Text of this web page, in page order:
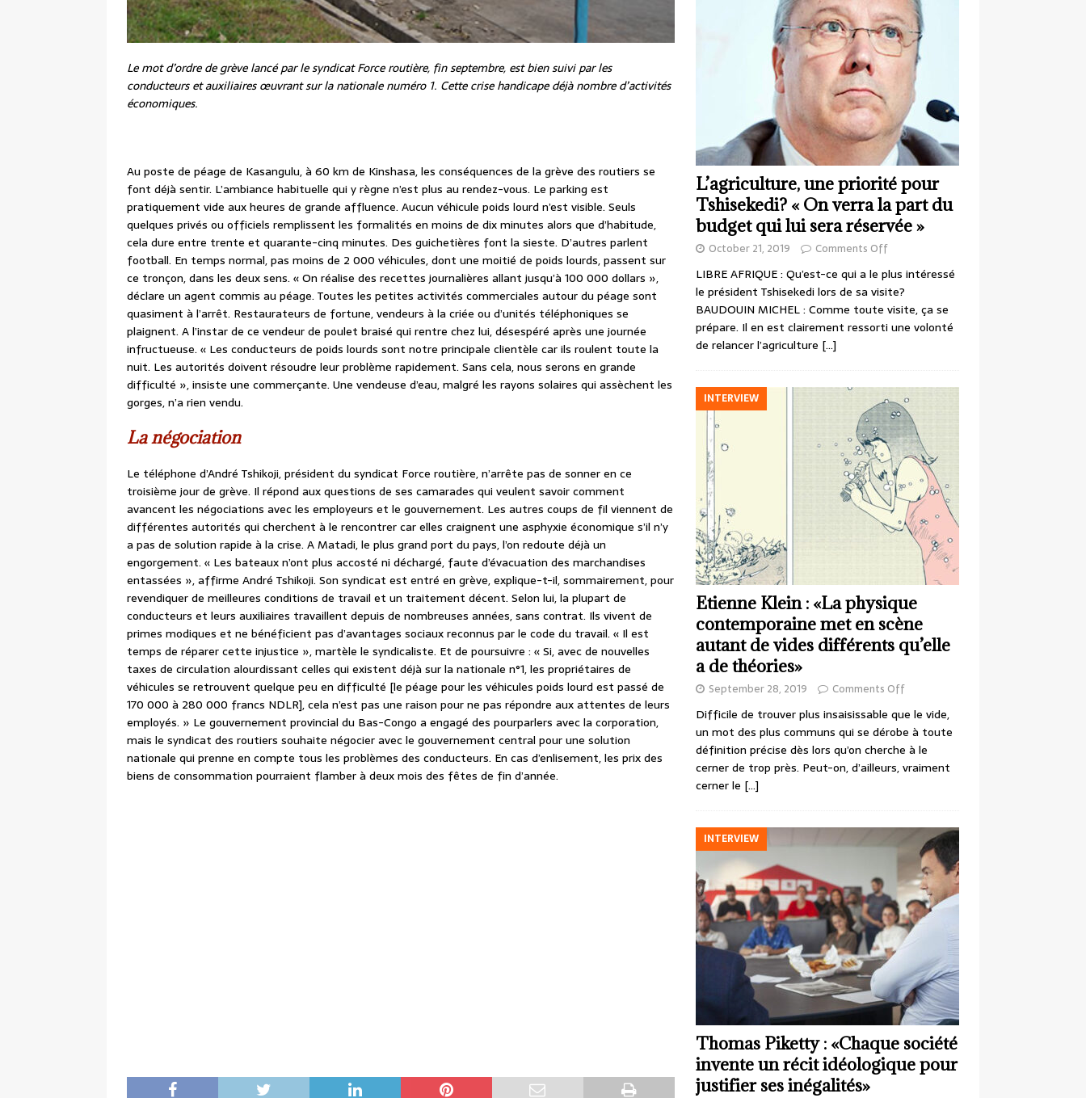
Le mot d’ordre de grève lancé par le syndicat Force routière, fin septembre, est bien suivi par les
conducteurs et auxiliaires œuvrant sur la nationale numéro 1. Cette crise handicape déjà nombre d’activités
économiques.
Au poste de péage de Kasangulu, à 60 km de Kinshasa, les conséquences de la grève des routiers se
font déjà sentir. L’ambiance habituelle qui y règne n’est plus au rendez-vous. Le parking est
pratiquement vide aux heures de grande affluence. Aucun véhicule poids lourd n’est visible. Seuls
quelques privés ou officiels remplissent les formalités en moins de dix minutes alors que d’habitude,
cela dure entre trente et quarante-cinq minutes. Des guichetières font la sieste. D’autres parlent
football. En temps normal, pas moins de 2 000 véhicules, dont une moitié de poids lourds, passent sur
ce tronçon, dans les deux sens. « On réalise des recettes journalières allant jusqu’à 100 000 dollars »,
déclare un agent commis au péage. Toutes les petites activités commerciales autour du péage sont
quasiment à l’arrêt. Restaurateurs de fortune, vendeurs à la criée ou d’unités téléphoniques se
plaignent. A l’instar de ce vendeur de poulet braisé qui rentre chez lui, désespéré après une journée
infructueuse. « Les conducteurs de poids lourds sont notre principale clientèle car ils roulent toute la
nuit. Les autorités doivent résoudre leur problème rapidement. Sans cela, nous serons en grande
difficulté », insiste une commerçante. Une vendeuse d’eau, malgré les rayons solaires qui assèchent les
gorges, n’a rien vendu.
La négociation
Le téléphone d’André Tshikoji, président du syndicat Force routière, n’arrête pas de sonner en ce
troisième jour de grève. Il répond aux questions de ses camarades qui veulent savoir comment
avancent les négociations avec les employeurs et le gouvernement. Les autres coups de fil viennent de
différentes autorités qui cherchent à le rencontrer car elles craignent une asphyxie économique s’il n’y
a pas de solution rapide à la crise. A Matadi, le plus grand port du pays, l’on redoute déjà un
engorgement. « Les bateaux n’ont plus accosté ni déchargé, faute d’évacuation des marchandises
entassées », affirme André Tshikoji. Son syndicat est entré en grève, explique-t-il, sommairement, pour
revendiquer de meilleures conditions de travail et un traitement décent. Selon lui, la plupart de
conducteurs et leurs auxiliaires travaillent depuis de nombreuses années, sans contrat. Ils vivent de
primes modiques et ne bénéficient pas d’avantages sociaux reconnus par le code du travail. « Il est
temps de réparer cette injustice », martèle le syndicaliste. Et de poursuivre : « Si, avec de nouvelles
taxes de circulation alourdissant celles qui existent déjà sur la nationale n°1, les propriétaires de
véhicules se retrouvent quelque peu en difficulté [le péage pour les véhicules poids lourd est passé de
170 000 à 280 000 francs NDLR], cela n’est pas une raison pour ne pas répondre aux attentes de leurs
employés. » Le gouvernement provincial du Bas-Congo a engagé des pourparlers avec la corporation,
mais le syndicat des routiers souhaite négocier avec le gouvernement central pour une solution
nationale qui prenne en compte tous les problèmes des conducteurs. En cas d’enlisement, les prix des
biens de consommation pourraient flamber à deux mois des fêtes de fin d’année.
L’agriculture, une priorité pour
Tshisekedi? « On verra la part du
budget qui lui sera réservée »
October 21, 2019 Comments Off
LIBRE AFRIQUE : Qu’est-ce qui a le plus intéressé
le président Tshisekedi lors de sa visite?
BAUDOUIN MICHEL : Comme toute visite, ça se
prépare. Il en est clairement ressorti une volonté
de relancer l’agriculture […]
INTERVIEW
Etienne Klein : «La physique
contemporaine met en scène
autant de vides différents qu’elle
a de théories»
September 28, 2019 Comments Off
Difficile de trouver plus insaisissable que le vide,
un mot des plus communs qui se dérobe à toute
définition précise dès lors qu’on cherche à le
cerner de trop près. Peut-on, d’ailleurs, vraiment
cerner le […]
INTERVIEW
Thomas Piketty : «Chaque société
invente un récit idéologique pour
justifier ses inégalités»